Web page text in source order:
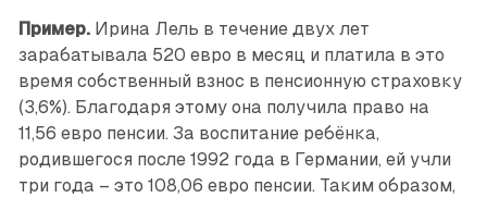
Пример.Ирина Лель в течение двух лет
зарабатывала 520 евро в месяц и платила в это
время собственный взнос в пенсионную страховку
(3,6%). Благодаря этому она получила право на
11,56 евро пенсии. За воспитание ребёнка,
родившегося после 1992 года в Германии, ей учли
три года – это 108,06 евро пенсии. Таким образом,